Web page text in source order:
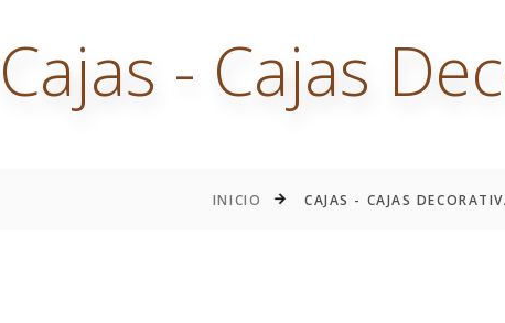
Cajas - Cajas
INICIO CAJAS - CAJAS